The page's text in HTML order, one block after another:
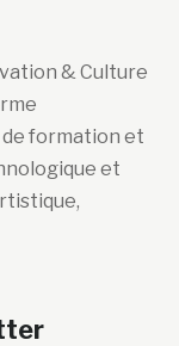
& Culture
de formation et
et